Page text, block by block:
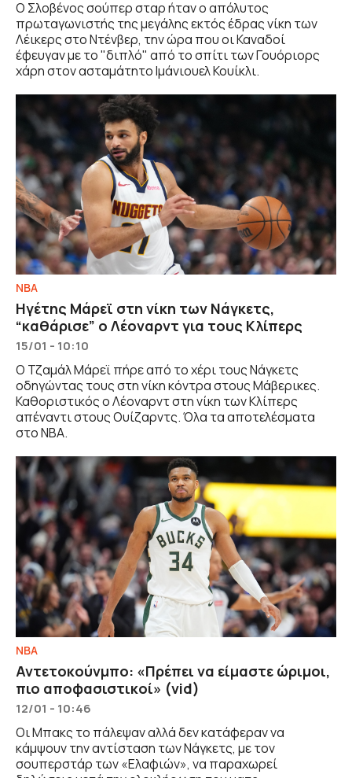
Ο Σλοβένος σούπερ σταρ ήταν ο απόλυτος
πρωταγωνιστής της μεγάλης εκτός έδρας νίκη των
Λέικερς στο Ντένβερ, την ώρα που οι Καναδοί
έφευγαν με το "διπλό" από το σπίτι των Γουόριορς
χάρη στον ασταμάτητο Ιμάνιουελ Κουίκλι.
NBA
Ηγέτης Μάρεϊ στη νίκη των Νάγκετς,
“καθάρισε” ο Λέοναρντ για τους Κλίπερς
15/01 - 10:10
Ο Τζαμάλ Μάρεϊ πήρε από το χέρι τους Νάγκετς
οδηγώντας τους στη νίκη κόντρα στους Μάβερικες.
Καθοριστικός ο Λέοναρντ στη νίκη των Κλίπερς
απέναντι στους Ουίζαρντς. Όλα τα αποτελέσματα
στο ΝΒΑ.
NBA
Αντετοκούνμπο: «Πρέπει να είμαστε ώριμοι,
πιο αποφασιστικοί» (vid)
12/01 - 10:46
Οι Μπακς το πάλεψαν αλλά δεν κατάφεραν να
κάμψουν την αντίσταση των Νάγκετς, με τον
σουπερστάρ των «Ελαφιών», να παραχωρεί